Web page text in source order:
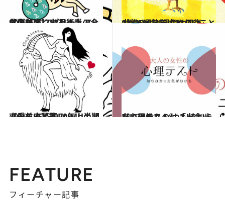
2019.12.11
【山羊座】12月後半の全体運は？ スピリチュアルな色が強く出るとき
占い 2019.11.21
［雞(とり)年］11/26～12/25運勢 運気は回復中。100％を求めないこと
占い
2019.12.24
【山羊座】2020年上半期 恋愛＆SEX運 JINMUのアムール占星術
占い 2019.12.1
【心理テスト】「出会いたい異性」 いつも持ち歩いているものは？
占い
FEATURE
フィーチャー記事